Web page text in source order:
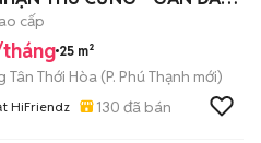
- VHU
cấp
25 m²
Tân Thới Hòa (P. Phú Thạnh mới)
HiFriendz 130 đã bán